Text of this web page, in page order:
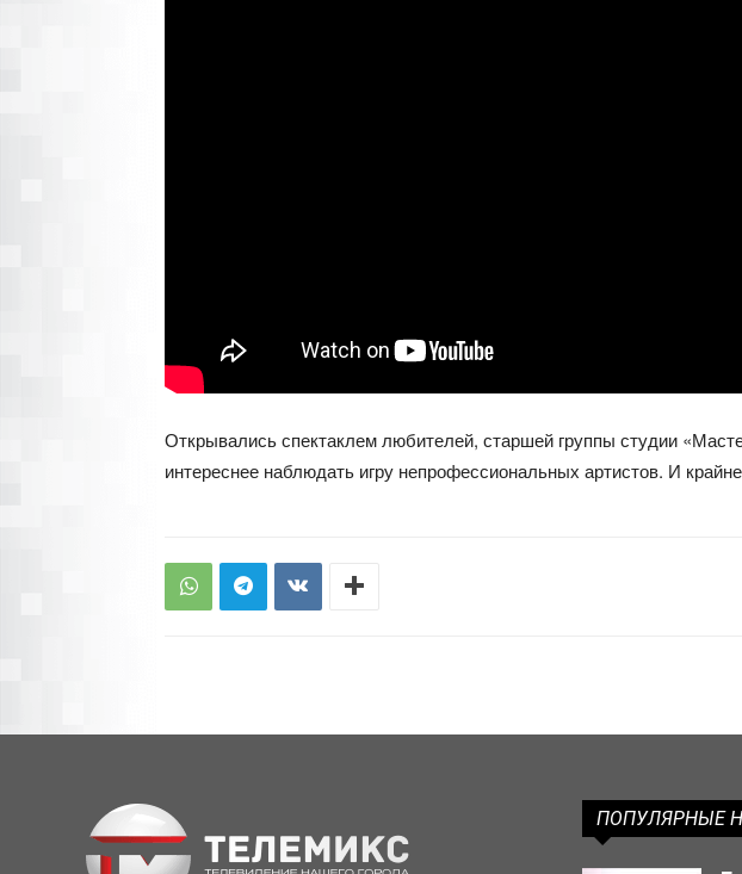
Открывались спектаклем любителей, старшей группы студии
интереснее наблюдать игру непрофессиональных артистов. И
ПОПУЛЯРНЫЕ